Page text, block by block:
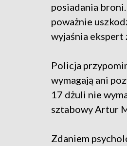
posiadania
poważnie
wyjaśnia ekspert
Policja
wymagają ani
17 dżuli nie
sztabowy Artur
Zdaniem